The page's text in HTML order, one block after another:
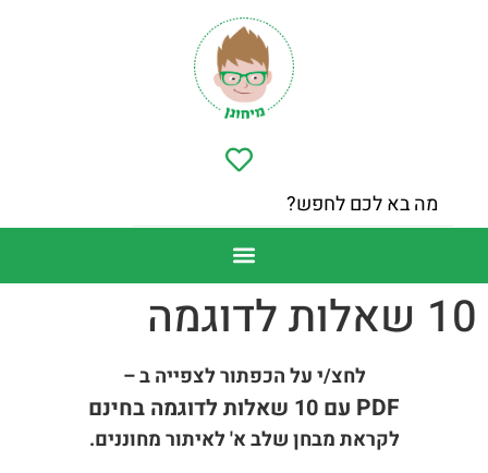
10 שאלות לדוגמה
לחצ/י על הכפתור לצפייה ב –
PDF עם 10 שאלות לדוגמה בחינם
לקראת מבחן שלב א' לאיתור מחוננים.